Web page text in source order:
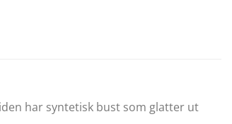
har syntetisk bust som glatter ut